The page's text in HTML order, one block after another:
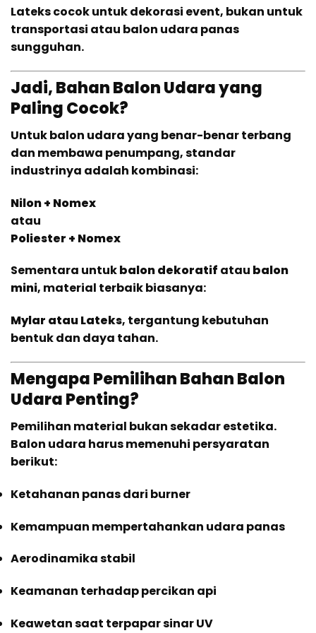
Lateks cocok untuk dekorasi event, bukan untuk
transportasi atau balon udara panas
sungguhan.
Jadi, Bahan Balon Udara yang
Paling Cocok?
Untuk balon udara yang benar-benar terbang
dan membawa penumpang, standar
industrinya adalah kombinasi:
Nilon + Nomex
atau
Poliester + Nomex
Sementara untukbalon dekoratif atau balon
mini, material terbaik biasanya:
Mylar atau Lateks, tergantung kebutuhan
bentuk dan daya tahan.
Mengapa Pemilihan Bahan Balon
Udara Penting?
Pemilihan material bukan sekadar estetika.
Balon udara harus memenuhi persyaratan
berikut:
Ketahanan panas dari burner
Kemampuan mempertahankan udara panas
Aerodinamika stabil
Keamanan terhadap percikan api
Keawetan saat terpapar sinar UV